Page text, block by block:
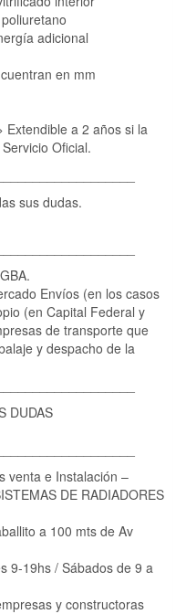
adicional
en mm
a 2 años si la
Oficial.
sus dudas.
Envíos (en los casos
(en Capital Federal y
de transporte que
y despacho de la
DUDAS
venta e Instalación –
DE RADIADORES
a 100 mts de Av
9-19hs / Sábados de 9 a
y constructoras